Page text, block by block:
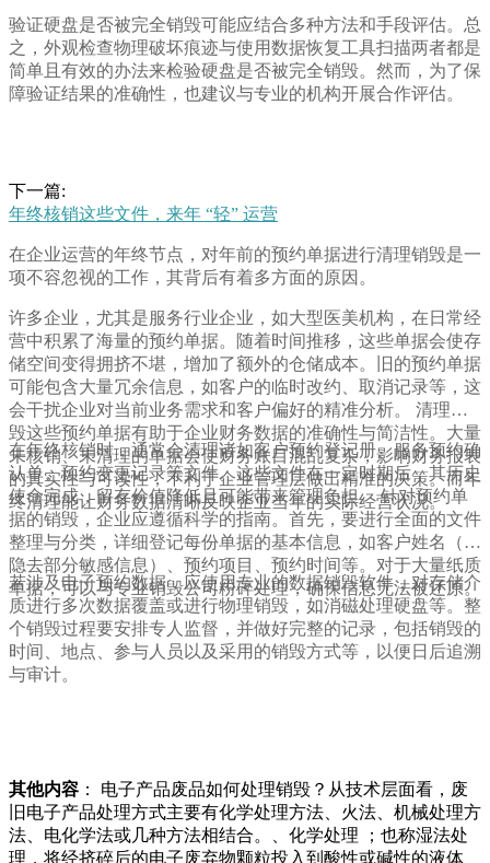
验证硬盘是否被完全销毁可能应结合多种方法和手段评估。总
之，外观检查物理破坏痕迹与使用数据恢复工具扫描两者都是
简单且有效的办法来检验硬盘是否被完全销毁。然而，为了保
障验证结果的准确性，也建议与专业的机构开展合作评估。
下一篇:
年终核销这些文件，来年 “轻” 运营
在企业运营的年终节点，对年前的预约单据进行清理销毁是一
项不容忽视的工作，其背后有着多方面的原因。
许多企业，尤其是服务行业企业，如大型医美机构，在日常经
营中积累了海量的预约单据。随着时间推移，这些单据会使存
储空间变得拥挤不堪，增加了额外的仓储成本。旧的预约单据
可能包含大量冗余信息，如客户的临时改约、取消记录等，这
会干扰企业对当前业务需求和客户偏好的精准分析。 清理销
毁这些预约单据有助于企业财务数据的准确性与简洁性。大量
未核销、未清理的单据会使财务账目混乱复杂，影响财务报表
的真实性与可读性，不利于企业管理层做出精准的决策。而年
终清理能让财务数据清晰反映企业当年的实际经营状况。
在年终核销时，通常会清理诸如客户预约登记册、服务预约确
认单、预约变更记录等文件。这些文件在一定时期后，其历史
使命完成，留存价值降低且可能带来管理负担。 针对预约单
据的销毁，企业应遵循科学的指南。首先，要进行全面的文件
整理与分类，详细登记每份单据的基本信息，如客户姓名（可
隐去部分敏感信息）、预约项目、预约时间等。对于大量纸质
单据，可以与专业销毁公司粉碎处理，确保信息无法被还原。
若涉及电子预约数据，应使用专业的数据销毁软件，对存储介
质进行多次数据覆盖或进行物理销毁，如消磁处理硬盘等。整
个销毁过程要安排专人监督，并做好完整的记录，包括销毁的
时间、地点、参与人员以及采用的销毁方式等，以便日后追溯
与审计。
其他内容 ： 电子产品废品如何处理销毁？从技术层面看，废
旧电子产品处理方式主要有化学处理方法、火法、机械处理方
法、电化学法或几种方法相结合。、化学处理 ；也称湿法处
理，将经挤碎后的电子废弃物颗粒投入到酸性或碱性的液体